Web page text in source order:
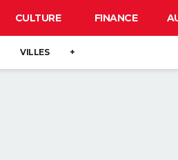
CULTURE FINANCE
VILLES +